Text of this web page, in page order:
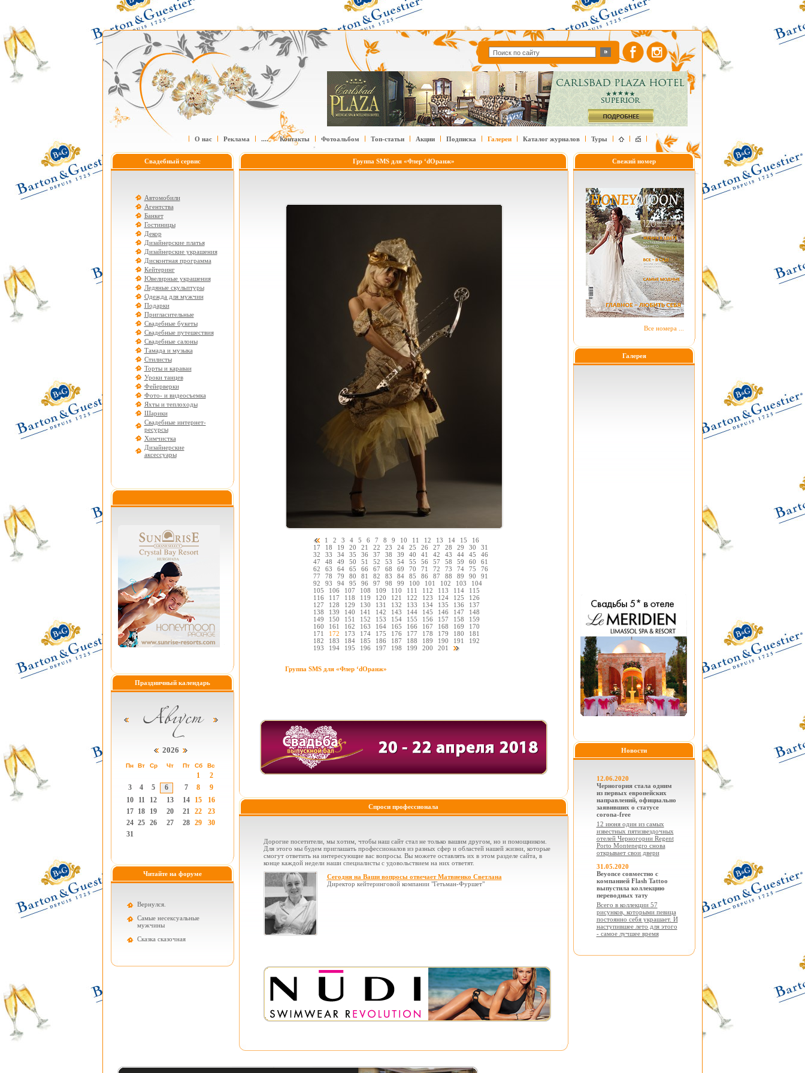
О нас Реклама .... Контакты Фотоальбом Топ-статьи Акции Подписка Галереи Каталог журналов Туры
Свадебный сервис
Автомобили
Агентства
Банкет
Гостиницы
Декор
Дизайнерские платья
Дизайнерские украшения
Дисконтная программа
Кейтеринг
Ювелирные украшения
Ледяные скульптуры
Одежда для мужчин
Подарки
Пригласительные
Свадебные букеты
Свадебные путешествия
Свадебные салоны
Тамада и музыка
Стилисты
Торты и караваи
Уроки танцев
Фейерверки
Фото- и видеосъемка
Яхты и теплоходы
Шарики
Свадебные интернет-
ресурсы
Химчистка
Дизайнерские
аксессуары
Праздничный календарь
2026
Пн Вт Ср Чт Пт Сб Вс
1
2
3
4 5 6 7 8
9
10
11 12 13 14 15
16
17
18 19 20 21 22
23
24 25 26 27 28 29
30
31
Читайте на форуме
Вернулся.
Самые несексуальные
мужчины
Cказка сказочная
Группа SMS для «Флер ‘dОранж»
1 2 3 4 5 6 7 8 9 10 11 12 13 14 15
16
17
18 19 20 21 22 23 24 25 26 27 28 29 30
31
32
33 34 35 36 37 38 39 40 41 42 43 44 45
46
47
48 49 50 51 52 53 54 55 56 57 58 59 60
61
62
63 64 65 66 67 68 69 70 71 72 73 74 75
76
77
78 79 80 81 82 83 84 85 86 87 88 89 90
91
92
93 94 95 96 97 98 99 100 101 102 103
104
105
106 107 108 109 110 111 112 113 114
115
116
117 118 119 120 121 122 123 124 125
126
127
128 129 130 131 132 133 134 135 136
137
138
139 140 141 142 143 144 145 146 147
148
149
150 151 152 153 154 155 156 157 158
159
160
161 162 163 164 165 166 167 168 169
170
171
172 173 174 175 176 177 178 179 180
181
182
183 184 185 186 187 188 189 190 191
192
193
194 195 196 197 198 199 200 201
Группа SMS для «Флер ‘dОранж»
Спроси профессионала
Дорогие посетители, мы хотим, чтобы наш сайт стал не только вашим другом, но и помощником.
Для этого мы будем приглашать профессионалов из разных сфер и областей нашей жизни, которые
смогут ответить на интересующие вас вопросы. Вы можете оставлять их в этом разделе сайта, в
конце каждой недели наши специалисты с удовольствием на них ответят.
Сегодня на Ваши вопросы отвечает Матвиенко Светлана
Директор кейтеринговой компании "Гетьман-Фуршет"
Свежий номер
Все номера ...
Галерея
Новости
12.06.2020
Черногория стала одним
из первых европейских
направлений, официально
заявивших о статусе
corona-free
12 июня один из самых
известных пятизвездочных
отелей Черногории Regent
Porto Montenegro снова
открывает свои двери
31.05.2020
Beyonce совместно с
компанией Flash Tattoo
выпустила коллекцию
переводных тату
Всего в коллекции 57
рисунков, которыми певица
постоянно себя украшает. И
наступившее лето для этого
- самое лучшее время